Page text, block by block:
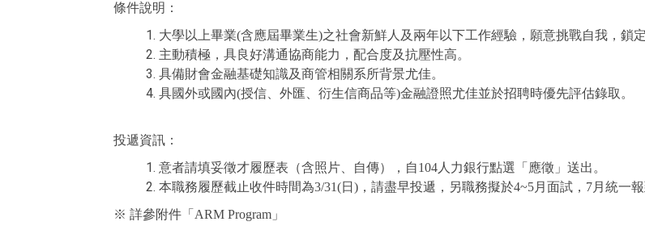
條件說明：
大學以上畢業(含應屆畢業生)之社會新鮮人及兩年以下工作經驗， 願意挑戰自我，鎖
主動積極，具良好溝通協商能力，配合度及抗壓性高。
具備財會金融基礎知識及商管相關系所背景尤佳。
具國外或國內(授信、外匯、衍生信商品等)金融證照尤佳並於招聘時優先評估錄取。
投遞資訊：
意者請填妥徵才履歷表（含照片、自傳），自104人力銀行點選「 應徵」送出。
本職務履歷截止收件時間為3/31(日)，請盡早投遞， 另職務擬於4~5月面試，7月統一報
※ 詳參附件「ARM Program」